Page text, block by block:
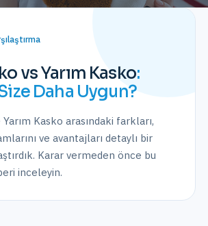
vs Yarım Kasko:
Daha Uygun?
Yarım Kasko arasındaki farkları,
ve avantajları detaylı bir
Karar vermeden önce bu
inceleyin.